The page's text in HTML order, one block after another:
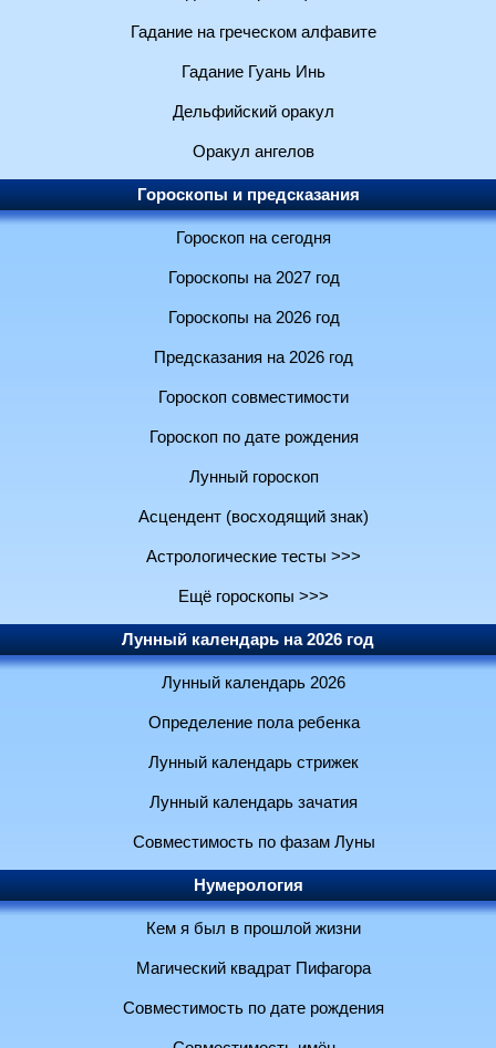
Гадание на греческом алфавите
Гадание Гуань Инь
Дельфийский оракул
Оракул ангелов
Гороскопы и предсказания
Гороскоп на сегодня
Гороскопы на 2027 год
Гороскопы на 2026 год
Предсказания на 2026 год
Гороскоп совместимости
Гороскоп по дате рождения
Лунный гороскоп
Асцендент (восходящий знак)
Астрологические тесты >>>
Ещё гороскопы >>>
Лунный календарь на 2026 год
Лунный календарь 2026
Определение пола ребенка
Лунный календарь стрижек
Лунный календарь зачатия
Совместимость по фазам Луны
Нумерология
Кем я был в прошлой жизни
Магический квадрат Пифагора
Совместимость по дате рождения